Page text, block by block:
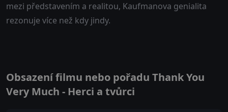
mezi představením a realitou, Kaufmanova genialita
rezonuje více než kdy jindy.
Obsazení filmu nebo pořadu Thank You
Very Much - Herci a tvůrci